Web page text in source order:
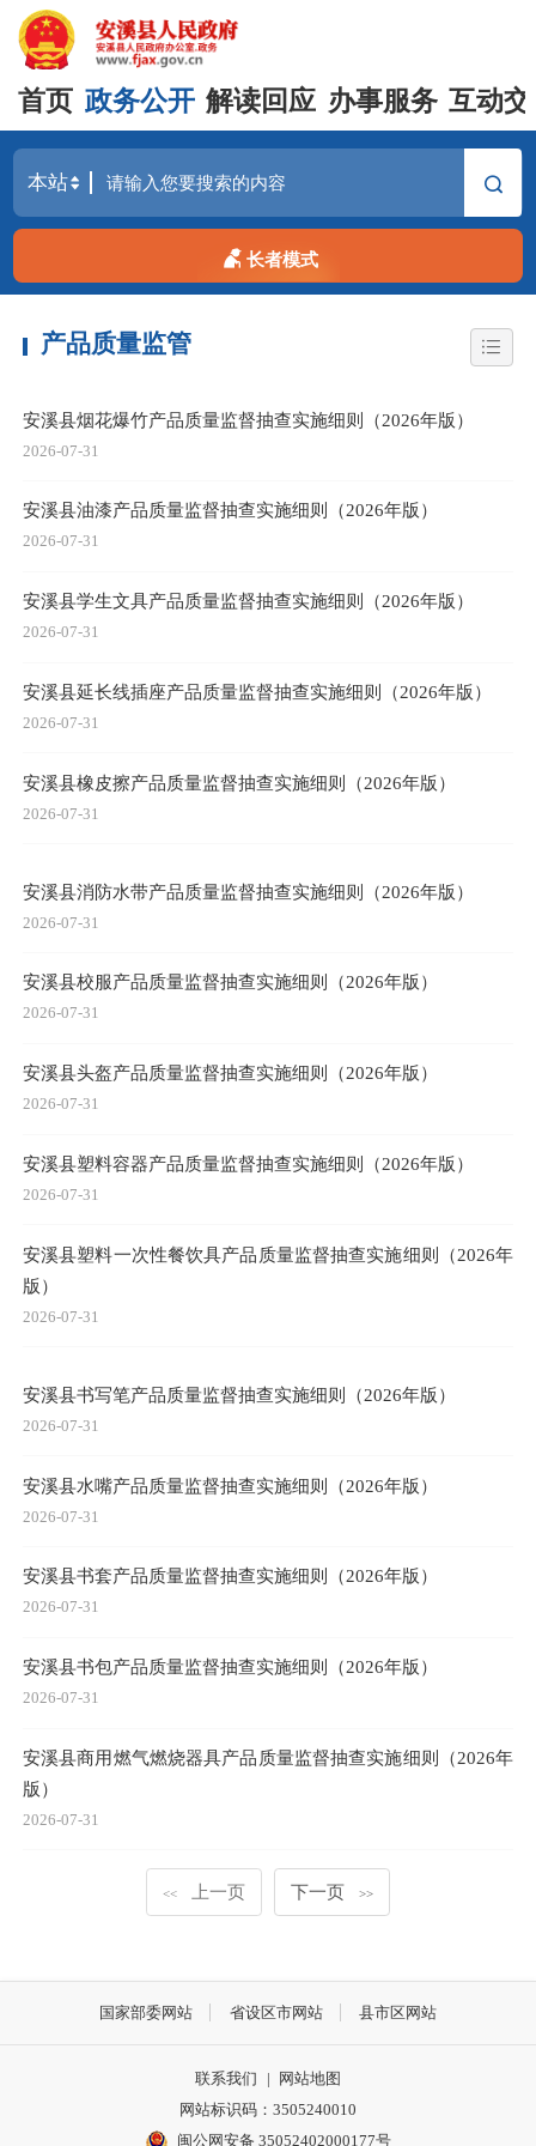
首页 政务公开 解读回应 办事服务 互动
长者模式
产品质量监管
安溪县烟花爆竹产品质量监督抽查实施细则（2026年版）
2026-07-31
安溪县油漆产品质量监督抽查实施细则（2026年版）
2026-07-31
安溪县学生文具产品质量监督抽查实施细则（2026年版）
2026-07-31
安溪县延长线插座产品质量监督抽查实施细则（2026年版）
2026-07-31
安溪县橡皮擦产品质量监督抽查实施细则（2026年版）
2026-07-31
安溪县消防水带产品质量监督抽查实施细则（2026年版）
2026-07-31
安溪县校服产品质量监督抽查实施细则（2026年版）
2026-07-31
安溪县头盔产品质量监督抽查实施细则（2026年版）
2026-07-31
安溪县塑料容器产品质量监督抽查实施细则（2026年版）
2026-07-31
安溪县塑料一次性餐饮具产品质量监督抽查实施细则（2026年
版）
2026-07-31
安溪县书写笔产品质量监督抽查实施细则（2026年版）
2026-07-31
安溪县水嘴产品质量监督抽查实施细则（2026年版）
2026-07-31
安溪县书套产品质量监督抽查实施细则（2026年版）
2026-07-31
安溪县书包产品质量监督抽查实施细则（2026年版）
2026-07-31
安溪县商用燃气燃烧器具产品质量监督抽查实施细则（2026年
版）
2026-07-31
<< 上一页 下一页 >>
国家部委网站 省设区市网站 县市区网站
联系我们 |
网站地图
网站标识码：3505240010
闽公网安备 35052402000177号